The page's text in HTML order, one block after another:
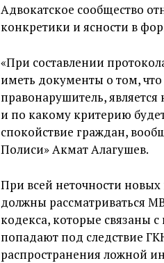
Адвокатское сообщество
конкретики и ясности в
«При составлении
иметь документы о том,
правонарушитель, является
и по какому критерию
спокойствие граждан,
Полиси» Акмат Алагушев.
При всей неточности
должны рассматриваться
кодекса, которые связаны
попадают под следствие
распространения ложной